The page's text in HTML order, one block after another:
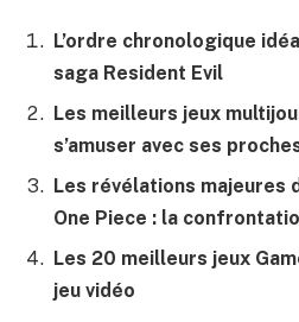
L’ordre chronologique
saga Resident Evil
Les meilleurs jeux
s’amuser avec ses
Les révélations majeures
One Piece : la
Les 20 meilleurs jeux
jeu vidéo